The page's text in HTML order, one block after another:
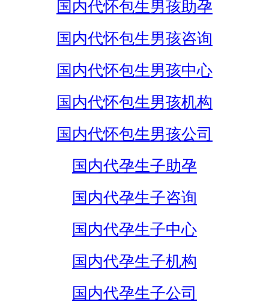
国内代怀包生男孩助孕
国内代怀包生男孩咨询
国内代怀包生男孩中心
国内代怀包生男孩机构
国内代怀包生男孩公司
国内代孕生子助孕
国内代孕生子咨询
国内代孕生子中心
国内代孕生子机构
国内代孕生子公司